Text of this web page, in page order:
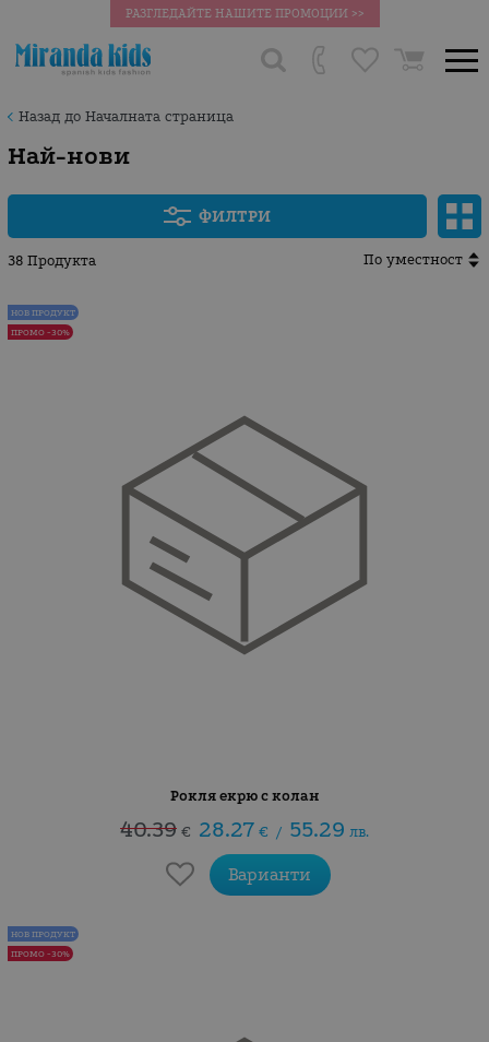
РАЗГЛЕДАЙТЕ НАШИТЕ ПРОМОЦИИ >>
Назад до Началната страница
Най-нови
ФИЛТРИ
38 Продукта По уместност
Рокля екрю с колан
40.39 € 28.27 € / 55.29 лв.
Варианти
НОВ ПРОДУКТ
ПРОМО -30%
НОВ ПРОДУКТ
ПРОМО -30%